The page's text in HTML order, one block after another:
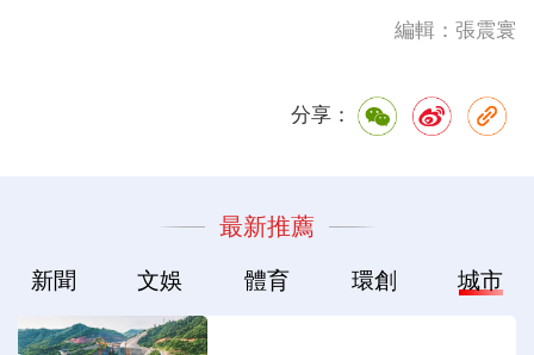
編輯：張震寰
分享：
最新推薦
新聞 文娛 體育 環創 城市